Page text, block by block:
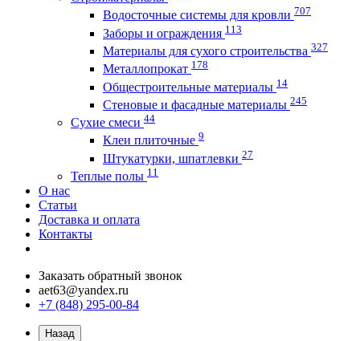
Водосточные системы для кровли 707
Заборы и ограждения 113
Материалы для сухого строительства 327
Металлопрокат 178
Общестроительные материалы 14
Стеновые и фасадные материалы 245
Сухие смеси 44
Клеи плиточные 9
Штукатурки, шпатлевки 27
Теплые полы 11
О нас
Статьи
Доставка и оплата
Контакты
Заказать обратный звонок
aet63@yandex.ru
+7 (848) 295-00-84
Назад